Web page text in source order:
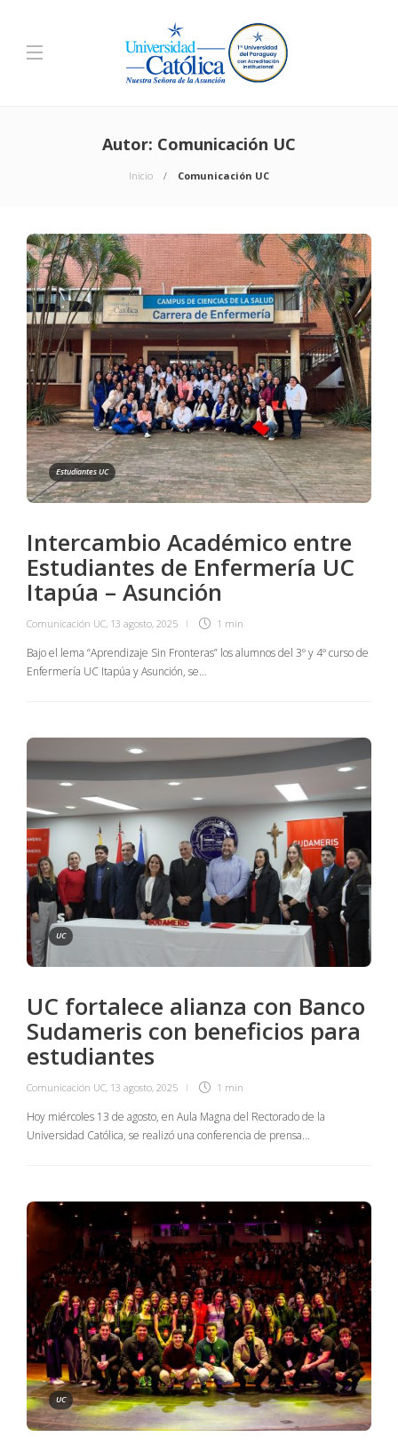
Autor: Comunicación UC
Inicio Comunicación UC
Estudiantes UC
Intercambio Académico entre
Estudiantes de Enfermería UC
Itapúa – Asunción
Comunicación UC, 13 agosto, 2025 1 min
Bajo el lema “Aprendizaje Sin Fronteras” los alumnos del 3º y 4º curso de
Enfermería UC Itapúa y Asunción, se…
UC
UC fortalece alianza con Banco
Sudameris con beneficios para
estudiantes
Comunicación UC, 13 agosto, 2025 1 min
Hoy miércoles 13 de agosto, en Aula Magna del Rectorado de la
Universidad Católica, se realizó una conferencia de prensa…
UC